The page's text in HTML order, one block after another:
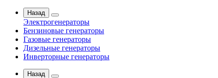
Назад
Электрогенераторы
Бензиновые генераторы
Газовые генераторы
Дизельные генераторы
Инверторные генераторы
Назад